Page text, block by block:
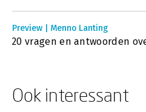
Preview | Menno Lanting
20 vragen en antwoorden
Ook interessant